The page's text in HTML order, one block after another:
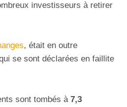
investisseurs à retirer
, était en outre
se sont déclarées en faillite
sont tombés à 7,3